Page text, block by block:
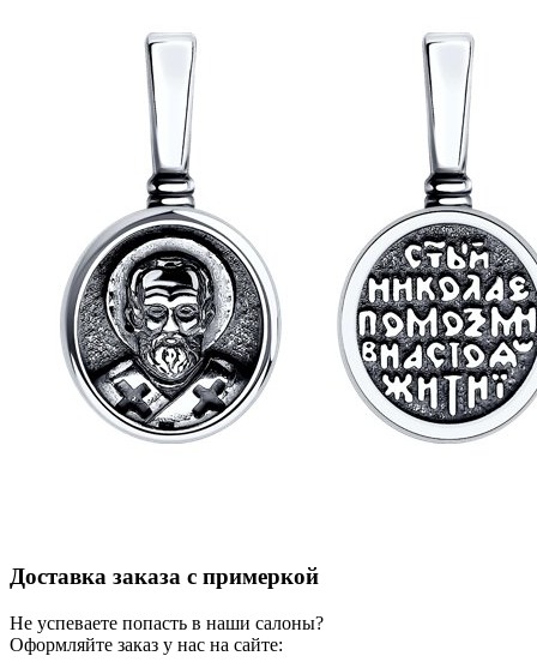
Доставка заказа с примеркой
Не успеваете попасть в наши салоны?
Оформляйте заказ у нас на сайте: